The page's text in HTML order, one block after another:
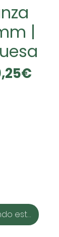
|
estiver